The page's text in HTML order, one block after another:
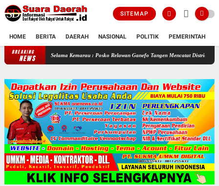
SITEMAP
HOME BERITA DAERAH NASIONAL POLITIK PEMERINTAH
BREAKING
NEWS
Selama Kemarau : Posko Relawan Ganefo Tangen Mencatat Distribusikan 90 Tangki